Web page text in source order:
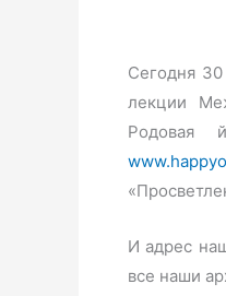
Сегодня
лекции
Родовая
И адрес
все наши